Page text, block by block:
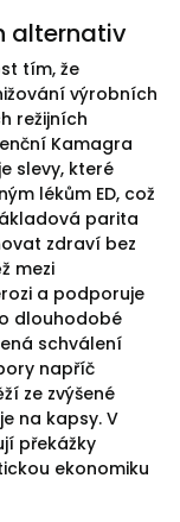
alternativ
tím, že
výrobních
režijních
Kamagra
slevy, které
lékům ED, což
parita
zdraví bez
mezi
a podporuje
dlouhodobé
schválení
napříč
ze zvýšené
na kapsy. V
překážky
ekonomiku